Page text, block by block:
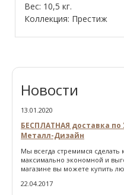
Вес: 10,5 кг.
Коллекция: Престиж
Новости
13.01.2020
БЕСПЛАТНАЯ доставка
Металл-Дизайн
Мы всегда стремимся
максимально экономной и
магазине вы можете купить
22.04.2017